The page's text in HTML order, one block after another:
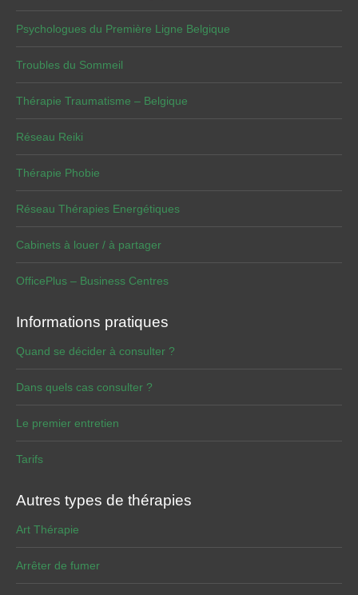
Psychologues du Première Ligne Belgique
Troubles du Sommeil
Thérapie Traumatisme – Belgique
Réseau Reiki
Thérapie Phobie
Réseau Thérapies Energétiques
Cabinets à louer / à partager
OfficePlus – Business Centres
Informations pratiques
Quand se décider à consulter ?
Dans quels cas consulter ?
Le premier entretien
Tarifs
Autres types de thérapies
Art Thérapie
Arrêter de fumer